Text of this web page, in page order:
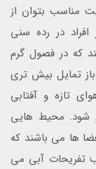
مناسب بتوان از
در رده سنی
که در فصول گرم
تمایل بیش تری
تازه و آفتابی
شود. محیط هایی
ها می باشند که
تفریحات آبی می